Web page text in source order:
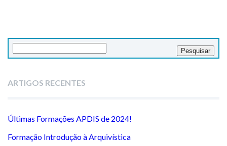
Pesquisar
por:
ARTIGOS RECENTES
Últimas Formações APDIS de 2024!
Formação Introdução à Arquivística